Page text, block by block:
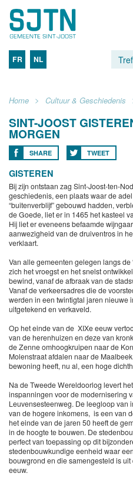
FR NL
Home Cultuur & Geschiedenis
SINT-JOOST
MORGEN
SHARE TWEET
GISTEREN
Bij zijn ontstaan zag Sint-Joost-ten-
geschiedenis, een plaats waar de
“buitenverblijf” gebouwd hadden,
de Goede, liet er in 1465 het kasteel
Hij liet er eveneens befaamde
aanwezigheid van de druiventros in
verklaart.
Van alle gemeenten gelegen langs de
zich het vroegst en het snelst
bewind, vanaf de afbraak van de
Vanaf de verkeersadres die de
werden in een twintigtal jaren nieuwe
uitgetekend en verkaveld.
Op het einde van de XIXe eeuw
van de herenhuizen en deze van
de Zenne omhoogkruipen naar de
Molenstraat afdalen naar de
bewoning heeft, nu al, een hoge
Na de Tweede Wereldoorlog levert
inspanningen voor de modernisering
Leuvensesteenweg. De leegloop van
van de hogere inkomens, is een van
het einde van de jaren 50 heeft de
in de hoogte te bouwen. De
perfect van toepassing op dit
stedenbouwkundige eenheid waar
bouwgrond en die samengesteld is
eeuw.